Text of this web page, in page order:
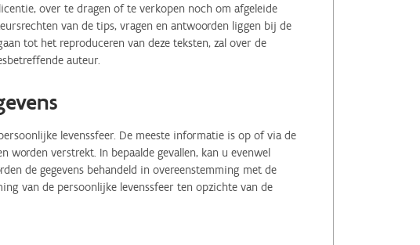
over te dragen of te verkopen noch om afgeleide
van de tips, vragen en antwoorden liggen bij de
tot het reproduceren van deze teksten, zal over de
auteur.
levenssfeer. De meeste informatie is op of via de
worden verstrekt. In bepaalde gevallen, kan u evenwel
de gegevens behandeld in overeenstemming met de
van de persoonlijke levenssfeer ten opzichte van de